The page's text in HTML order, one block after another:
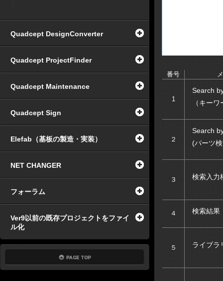
Quadcept DesignConverter
Quadcept ProjectFinder
Quadcept Maintenance
Quadcept Sign
Elefab（基板の製造・実装）
NET CHANGER
フォーラム
Ver9以前の既存プロジェクトをファイ
ル化
番号
1
Search
（キー
２
Search
(パーツ
３ 検索入力
４ 検索結果
５ ライブラ